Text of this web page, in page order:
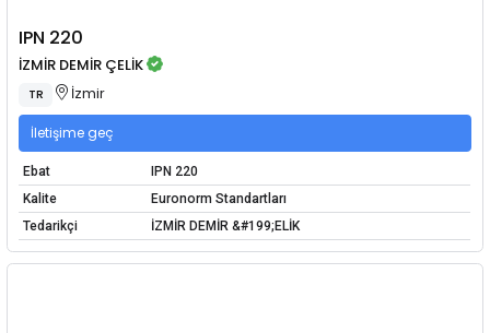
IPN 220
İZMİR DEMİR ÇELİK
TR İzmir
İletişime geç
Ebat
IPN 220
Kalite
Euronorm Standartları
Tedarikçi
İZMİR DEMİR &#199;ELİK